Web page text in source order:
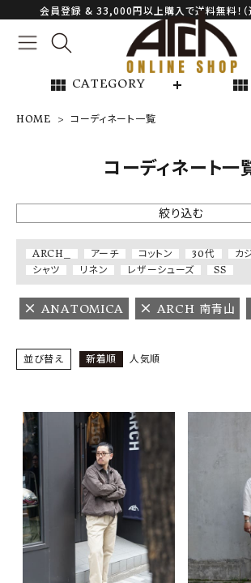
会員登録 & 33,000円以上購入で送料無料！（
view_module CATEGORY view_module
NEW ARRIVAL
ARCH EXCLUSIVE
BRAND
CATEGORY
SHOP
INFORMATION
ご利用ガイド
プライバシーポリシー
特定商取引法について
お問い合わせ
OFFICIAL WEB SITE
HOME コーディネート一覧
コーディネート一
絞り込む
ARCH_ アーチ コットン 30代 カ
シャツ
リネン レザーシューズ SS
ANATOMICA ARCH 南青山
並び替え 新着順 人気順